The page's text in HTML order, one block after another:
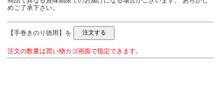
めご了承下さい。
【手巻きのり徳用】を
注文の数量は買い物カゴ画面で指定できます。